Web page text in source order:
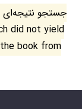
جستجو نتیجه‌ای
book from